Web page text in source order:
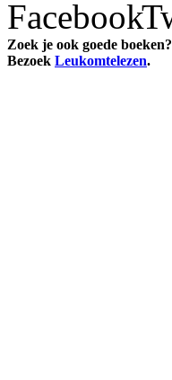
Zoek je ook goede boeken?
Bezoek Leukomtelezen.